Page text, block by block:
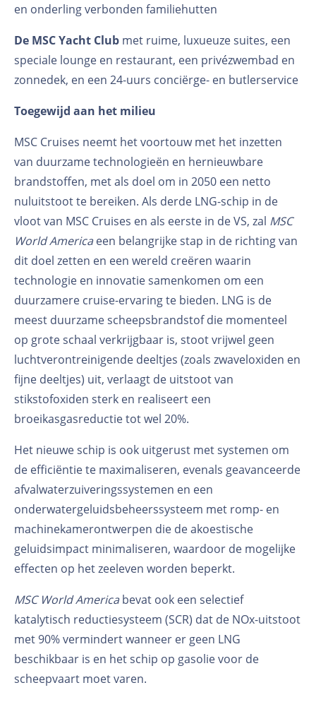
en onderling verbonden familiehutten
De MSC Yacht Club met ruime, luxueuze suites, een
speciale lounge en restaurant, een privézwembad en
zonnedek, en een 24-uurs conciërge- en butlerservice
Toegewijd aan het milieu
MSC Cruises neemt het voortouw met het inzetten
van duurzame technologieën en hernieuwbare
brandstoffen, met als doel om in 2050 een netto
nuluitstoot te bereiken. Als derde LNG-schip in de
vloot van MSC Cruises en als eerste in de VS, zal MSC
World Americaeen belangrijke stap in de richting van
dit doel zetten en een wereld creëren waarin
technologie en innovatie samenkomen om een
duurzamere cruise-ervaring te bieden. LNG is de
meest duurzame scheepsbrandstof die momenteel
op grote schaal verkrijgbaar is, stoot vrijwel geen
luchtverontreinigende deeltjes (zoals zwaveloxiden en
fijne deeltjes) uit, verlaagt de uitstoot van
stikstofoxiden sterk en realiseert een
broeikasgasreductie tot wel 20%.
Het nieuwe schip is ook uitgerust met systemen om
de efficiëntie te maximaliseren, evenals geavanceerde
afvalwaterzuiveringssystemen en een
onderwatergeluidsbeheerssysteem met romp- en
machinekamerontwerpen die de akoestische
geluidsimpact minimaliseren, waardoor de mogelijke
effecten op het zeeleven worden beperkt.
MSC World Americabevat ook een selectief
katalytisch reductiesysteem (SCR) dat de NOx-uitstoot
met 90% vermindert wanneer er geen LNG
beschikbaar is en het schip op gasolie voor de
scheepvaart moet varen.